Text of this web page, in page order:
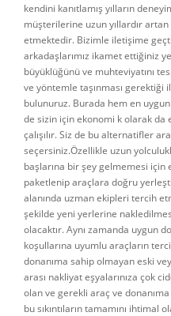
kendini kanıtlamış yılların
müşterilerine uzun yıllardır
etmektedir. Bizimle iletişime
arkadaşlarımız ikamet ettiğiniz
büyüklüğünü ve muhteviyatını
ve yöntemle taşınması gerektiği
bulunuruz. Burada hem en
de sizin için ekonomi k olarak
çalışılır. Siz de bu alternatifler
seçersiniz.Özellikle uzun
başlarına bir şey gelmemesi için
paketlenip araçlara doğru
alanında uzman ekipleri tercih
şekilde yeni yerlerine
olacaktır. Aynı zamanda uygun
koşullarına uyumlu araçların
donanıma sahip olmayan eski
arası nakliyat eşyalarınıza çok
olan ve gerekli araç ve
bu sıkıntıların tamamını ihtimal